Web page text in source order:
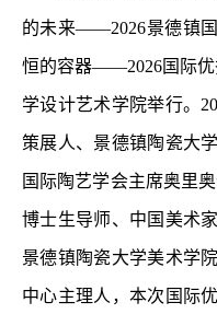
的未来——2026景德镇
恒的容器——2026国际优
学设计艺术学院举行。
策展人、景德镇陶瓷大
国际陶艺学会主席奥里
博士生导师、中国美术
景德镇陶瓷大学美术学
中心主理人，本次国际